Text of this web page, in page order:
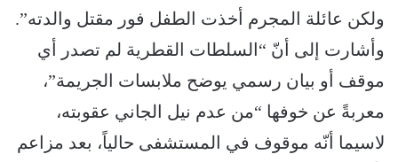
ولكن عائلة المجرم أخذت الطفل فور مقتل والدته”.
وأشارت إلى أنّ “السلطات القطرية لم تصدر أي
موقف أو بيان رسمي يوضح ملابسات الجريمة”،
معربةً عن خوفها “من عدم نيل الجاني عقوبته،
لاسيما أنّه موقوف في المستشفى حالياً، بعد مزاعم